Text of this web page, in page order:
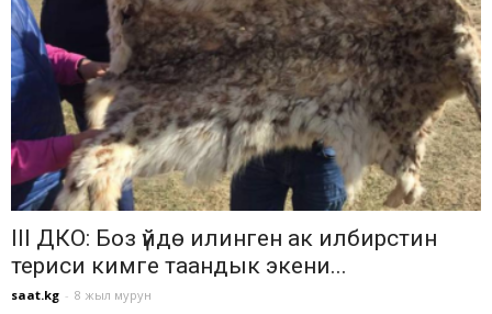
III ДКО: Боз үйдө илинген ак илбирстин
териси кимге таандык экени...
saat.kg - 8 жыл мурун